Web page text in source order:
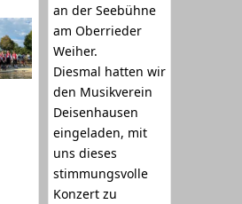
an der Seebühne
am Oberrieder
Weiher.
Diesmal hatten wir
den Musikverein
Deisenhausen
eingeladen, mit
uns dieses
stimmungsvolle
Konzert zu